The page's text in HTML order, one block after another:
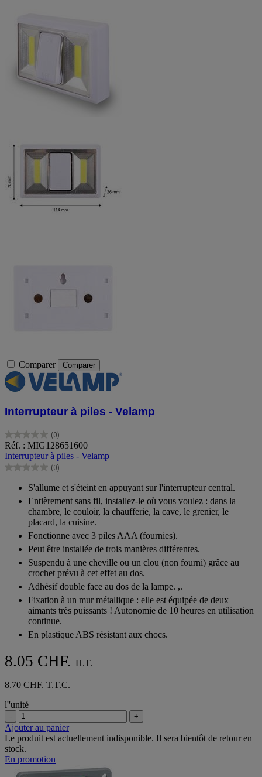
Comparer Comparer
Interrupteur à piles - Velamp
(0)
0.0
sur
5
étoiles.
Réf. : MIG128651600
Interrupteur à piles - Velamp
(0)
0.0
étoiles.
S'allume et s'éteint en appuyant sur l'interrupteur central.
Entièrement sans fil, installez-le où vous voulez : dans la
chambre, le couloir, la chaufferie, la cave, le grenier, le
placard, la cuisine.
Fonctionne avec 3 piles AAA (fournies).
Peut être installée de trois manières différentes.
Suspendu à une cheville ou un clou (non fourni) grâce au
crochet prévu à cet effet au dos.
Adhésif double face au dos de la lampe. ,.
Fixation à un mur métallique : elle est équipée de deux
aimants très puissants ! Autonomie de 10 heures en utilisation
continue.
En plastique ABS résistant aux chocs.
8.05 CHF. H.T.
8.70 CHF. T.T.C.
l''unité
- +
Ajouter au panier
Le produit est actuellement indisponible. Il sera bientôt de retour en
stock.
En promotion